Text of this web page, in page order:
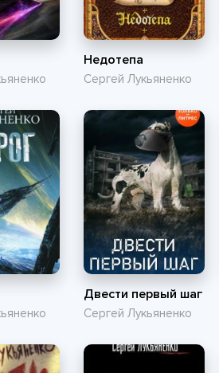
Недотепа
Сергей Лукьяненко
Двести первый шаг
Сергей Лукьяненко